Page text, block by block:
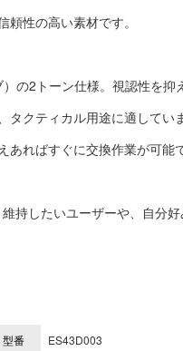
性の高い素材です。
の2トーン仕様。視認性を抑
タクティカル用途に適してい
ればすぐに交換作業が可能
持したいユーザーや、自分好
型番
ES43D003